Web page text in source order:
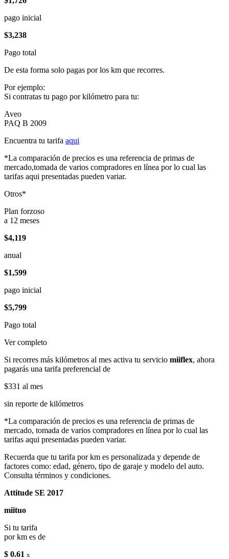
pago inicial
$3,238
Pago total
De esta forma solo pagas por los km que recorres.
Por ejemplo:
Si contratas tu pago por kilómetro para tu:
Aveo
PAQ B 2009
Encuentra tu tarifa aqui
*La comparación de precios es una referencia de primas de
mercado,tomada de varios compradores en línea por lo cual las
tarifas aqui presentadas pueden variar.
Otros*
Plan forzoso
a 12 meses
$4,119
anual
$1,599
pago inicial
$5,799
Pago total
Ver completo
Si recorres más kilómetros al mes activa tu servicio miiflex, ahora
pagarás una tarifa preferencial de
$331 al mes
sin reporte de kilómetros
*La comparación de precios es una referencia de primas de
mercado, tomada de varios compradores en línea por lo cual las
tarifas aqui presentadas pueden variar.
Recuerda que tu tarifa por km es personalizada y depende de
factores como: edad, género, tipo de garaje y modelo del auto.
Consulta términos y condiciones.
Attitude SE 2017
miituo
Si tu tarifa
por km es de
$ 0.61 x